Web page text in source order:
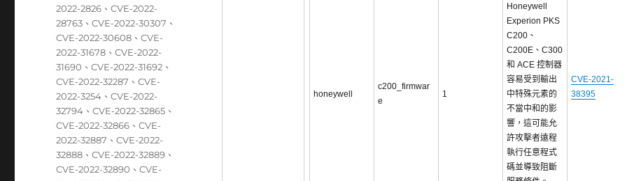
honeywell
c200_firmwar
e
1
Honeywell
Experion PKS
C200、
C200E、C300
和 ACE 控制器
容易受到輸出
中特殊元素的
不當中和的影
響，這可能允
許攻擊者遠程
執行任意程式
碼並導致阻斷
CVE-2021-
38395
2022-2826 、CVE-2022-
28763 、CVE-2022-30307 、
CVE-2022-30608 、CVE-
2022-31678 、CVE-2022-
31690 、CVE-2022-31692 、
CVE-2022-32287 、CVE-
2022-3254 、CVE-2022-
32794 、CVE-2022-32865 、
CVE-2022-32866 、CVE-
2022-32887 、CVE-2022-
32888 、CVE-2022-32889 、
CVE-2022-32890 、CVE-